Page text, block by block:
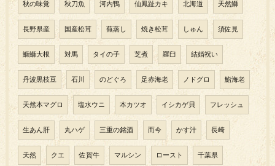
秋の味覚 秋刀魚 河内鴨 仙鳳趾カキ 北海道 天然鰤
長野県産 国産松茸 蕪蒸し 焼き松茸 しゅん 須佐見
鰤鰤大根 対馬 タイの子 芝煮 羅臼 結婚祝い
丹波黒枝豆 石川 のどぐろ 足赤海老 ノドグロ 鮨海老
天然本マグロ 塩水ウニ 本カツオ イシカゲ貝 フレッシュ
生あん肝 丸ハゲ 三重の銘酒 而今 かす汁 長崎
天然 クエ 佐賀牛 マルシン ロースト 千葉県